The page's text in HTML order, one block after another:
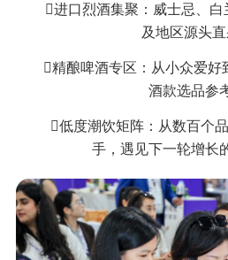
进口烈酒集聚：威士忌、
及地区源头直
精酿啤酒专区：从小众爱好
酒款选品参
低度潮饮矩阵：从数百个
手，遇见下一轮增长